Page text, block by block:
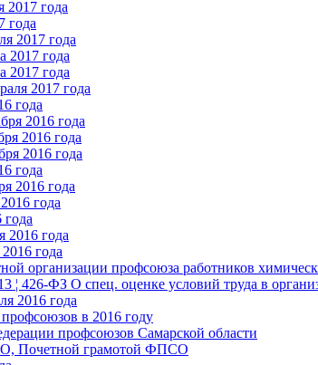
года
года
2017 года
2017 года
2017 года
2017 года
года
2016 года
2016 года
2016 года
года
2016 года
года
года
года
организации профсоюза работников
¦ 426-ФЗ О спец. оценке условий труда в
2016 года
в 2016 году
профсоюзов Самарской области
Почетной грамотой ФПСО